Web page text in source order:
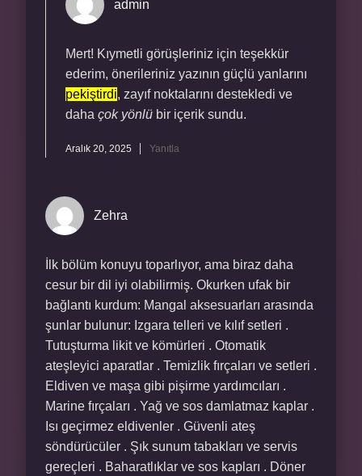
admin
Mert! Kıymetli görüşleriniz için teşekkür
ederim, önerileriniz yazının güçlü yanlarını
pekiştirdi, zayıf noktalarını destekledi ve
daha çok yönlü bir içerik sundu.
Aralık 20, 2025 Yanıtla
Zehra
İlk bölüm konuyu toparlıyor, ama biraz daha
cesur bir dil iyi olabilirmiş. Okurken ufak bir
bağlantı kurdum: Mangal aksesuarları arasında
şunlar bulunur: Izgara telleri ve kılıf setleri .
Tutuşturma likit ve kömürleri . Otomatik
ateşleyici aparatlar . Temizlik fırçaları ve setleri .
Eldiven ve maşa gibi pişirme yardımcıları .
Marine fırçaları . Yağ ve sos damlatmaz kaplar .
Isı geçirmez eldivenler . Güvenli ateş
söndürücüler . Şık sunum tabakları ve servis
gereçleri . Baharatlıklar ve sos kapları . Döner